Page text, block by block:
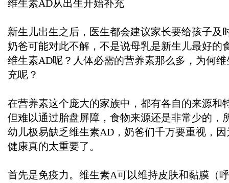
维生素AD从出生开始补充
新生儿出生之后，医生都会建议家长要给孩子及
奶爸可能对此不解，不是说母乳是新生儿最好的
维生素AD呢？人体必需的营养素那么多，为何
充呢？
在营养素这个庞大的家族中，都有各自的来源和
但难以通过胎盘屏障，食物来源还是非常少的，
幼儿极易缺乏维生素AD，奶爸们千万要重视，
健康真的太重要了。
首先是免疫力。维生素A可以维持皮肤和黏膜（